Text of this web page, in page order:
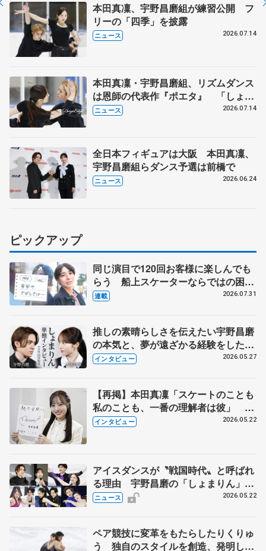
本田真凜、宇野昌磨組が練習公開 フ
リーの「四季」を披露
ニュース 2026.07.14
本田真凜・宇野昌磨組、リズムダンス
は恩師の代表作『ポエタ』 「しょま
りん」今季はステファン・ランビエル
ニュース 2026.07.14
全日本フィギュアは大阪 本田真凜、
宇野昌磨組らダンス予選は前橋で
ニュース 2026.06.24
ピックアップ
同じ演目で120回お客様に楽しんでも
らう 船上スケーターならではの困難
とは 影響あったPIW前キャプテン松
連載 2026.07.31
推しの素晴らしさを伝えたい宇野昌磨
の本気と、夢が遠ざかる経験をした本
田真凜の覚悟
インタビュー 2026.05.27
【再掲】本田真凜「スケートのことも
私のことも、一番の理解者は彼」 引
退時の単独インタビューで語った競技
インタビュー 2026.05.22
アイスダンスが〝戦国時代〟と呼ばれ
る理由 宇野昌磨の「しょまりん」ら
実力者が相次いで参戦 国内の競争激
ニュース 2026.05.22
ペア競技に変革をもたらしたりくりゅ
う 独自のスタイルを創造、発明した